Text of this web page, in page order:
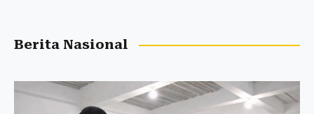
Berita Nasional